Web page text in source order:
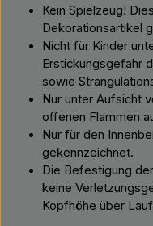
Kein Spielzeug!
Dekorationsartikel
Nicht für Kinder
Erstickungsgefahr
sowie
Nur unter Aufsicht
offenen Flammen
Nur für den
gekennzeichnet.
Die Befestigung
keine
Kopfhöhe über